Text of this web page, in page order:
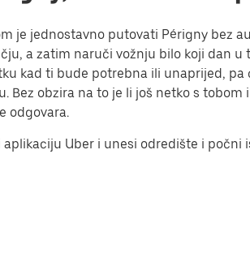
je jednostavno putovati Périgny bez
a zatim naruči vožnju bilo koji dan
kad ti bude potrebna ili unaprijed, pa
Bez obzira na to je li još netko s
odgovara.
aplikaciju Uber i unesi odredište i počni